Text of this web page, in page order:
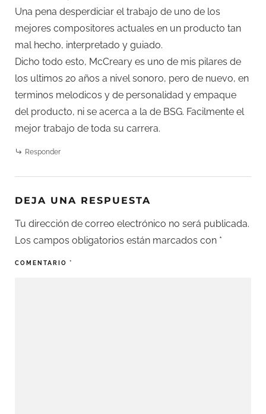
Una pena desperdiciar el trabajo de uno de los
mejores compositores actuales en un producto tan
mal hecho, interpretado y guiado.
Dicho todo esto, McCreary es uno de mis pilares de
los ultimos 20 años a nivel sonoro, pero de nuevo, en
terminos melodicos y de personalidad y empaque
del producto, ni se acerca a la de BSG. Facilmente el
mejor trabajo de toda su carrera.
Responder
DEJA UNA RESPUESTA
Tu dirección de correo electrónico no será publicada.
Los campos obligatorios están marcados con *
COMENTARIO *